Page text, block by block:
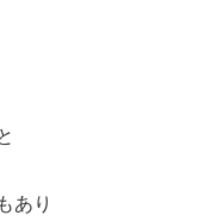
あり